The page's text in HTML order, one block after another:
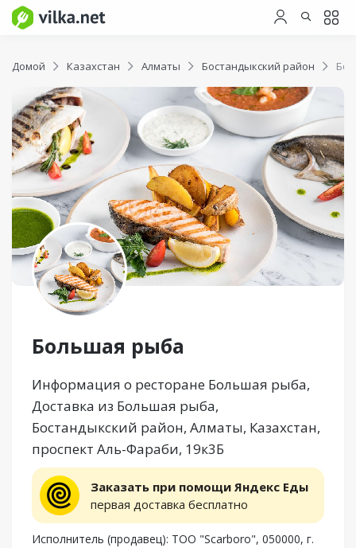
Домой Казахстан Алматы Бостандыкский район
Большая рыба
Информация о ресторане Большая рыба,
Доставка из Большая рыба,
Бостандыкский район, Алматы, Казахстан,
проспект Аль-Фараби, 19к3Б
Заказать при помощи Яндекс Еды
первая доставка бесплатно
Исполнитель (продавец): ТОО "Scarboro", 050000, г.